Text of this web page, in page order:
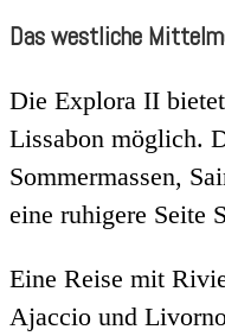
Das westliche
Die Explora II
Lissabon möglich.
Sommermassen,
eine ruhigere Seite
Eine Reise mit
Ajaccio und